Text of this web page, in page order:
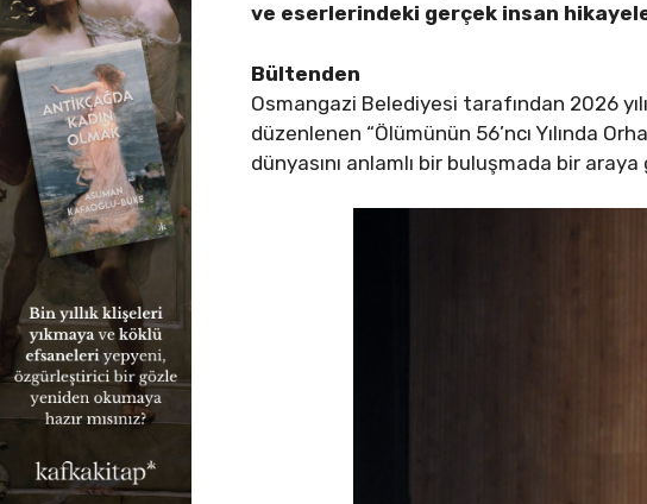
ve eserlerindeki gerçek insan
Bültenden
Osmangazi Belediyesi tarafından 2026
düzenlenen “Ölümünün 56’ncı Yılında
dünyasını anlamlı bir buluşmada bir